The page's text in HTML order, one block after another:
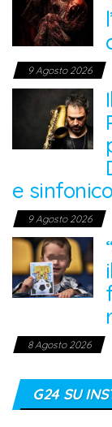
9 Agosto 2026
e
9 Agosto 2026
8 Agosto 2026
G24 SU